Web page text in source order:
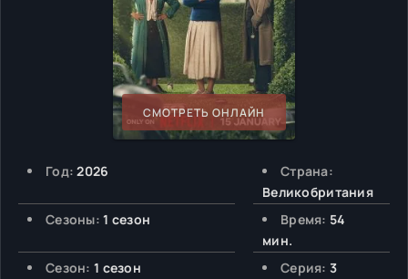
СМОТРЕТЬ ОНЛАЙН
Год: 2026
Страна:
Великобритания
Сезоны: 1 сезон Время: 54
мин.
Сезон: 1 сезон Серия: 3